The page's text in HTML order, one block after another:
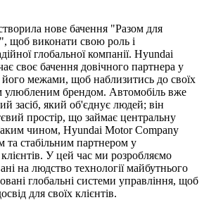
нове бачення "Разом для
щоб виконати свою роль і
глобальної компанії. Hyundai
своє бачення довічного партнера у
його межами, щоб наблизитись до своїх
улюбленим брендом. Автомобіль вже
засіб, який об'єднує людей; він
простір, що займає центральну
чином, Hyundai Motor Company
та стабільним партнером у
У цей час ми розробляємо
на людство технології майбутнього
глобальні системи управління, щоб
для своїх клієнтів.